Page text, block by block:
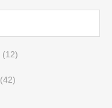
(12)
(42)